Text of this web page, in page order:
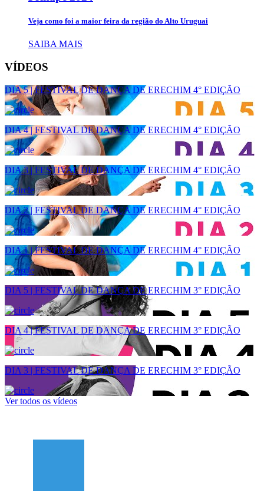
Veja como foi a maior feira da região do Alto Uruguai
SAIBA MAIS
VÍDEOS
DIA 5 | FESTIVAL DE DANÇA DE ERECHIM 4° EDIÇÃO
DIA 4 | FESTIVAL DE DANÇA DE ERECHIM 4° EDIÇÃO
DIA 3 | FESTIVAL DE DANÇA DE ERECHIM 4° EDIÇÃO
DIA 2 | FESTIVAL DE DANÇA DE ERECHIM 4° EDIÇÃO
DIA 1 | FESTIVAL DE DANÇA DE ERECHIM 4° EDIÇÃO
DIA 5 | FESTIVAL DE DANÇA DE ERECHIM 3° EDIÇÃO
DIA 4 | FESTIVAL DE DANÇA DE ERECHIM 3° EDIÇÃO
DIA 3 | FESTIVAL DE DANÇA DE ERECHIM 3° EDIÇÃO
Ver todos os vídeos